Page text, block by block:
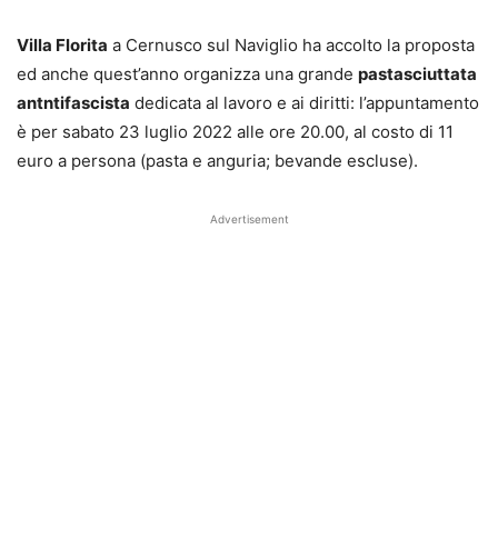
Villa Florita a Cernusco sul Naviglio ha accolto la proposta
ed anche quest’anno organizza una grande pastasciuttata
antntifascista dedicata al lavoro e ai diritti: l’appuntamento
è per sabato 23 luglio 2022 alle ore 20.00, al costo di 11
euro a persona (pasta e anguria; bevande escluse).
Advertisement